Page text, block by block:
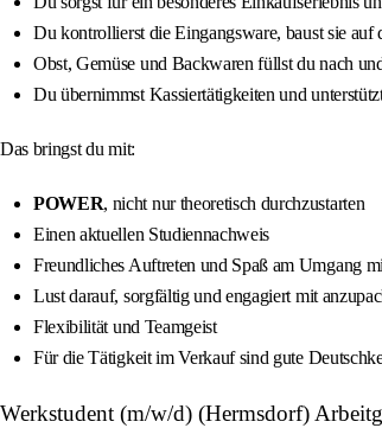
Du kontrollierst die Eingangsware, baust sie
Obst, Gemüse und Backwaren füllst du nach
Du übernimmst Kassiertätigkeiten und
Das bringst du mit:
POWER, nicht nur theoretisch durchzustarten
Einen aktuellen Studiennachweis
Freundliches Auftreten und Spaß am Umgang
Lust darauf, sorgfältig und engagiert mit
Flexibilität und Teamgeist
Für die Tätigkeit im Verkauf sind gute
Werkstudent (m/w/d) (Hermsdorf)